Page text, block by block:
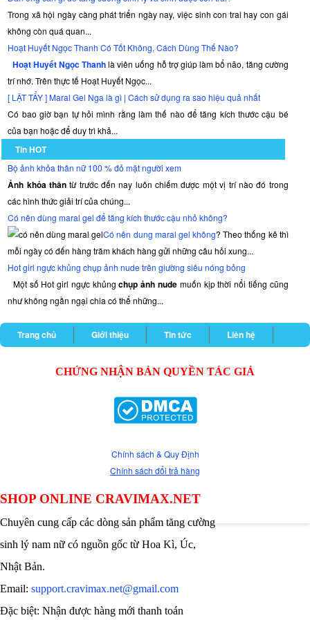
Trong xã hội ngày càng phát triển ngày nay, việc sinh con trai hay con gái
không còn quá quan...
Hoạt Huyết Ngọc Thanh Có Tốt Không, Cách Dùng Thế Nào?
Hoạt Huyết Ngọc Thanhlà viên uống hỗ trợ giúp làm bổ não, tăng cường
trí nhớ. Trên thực tế Hoạt Huyết Ngọc...
[ LẬT TẨY ] Maral Gel Nga là gì | Cách sử dụng ra sao hiệu quả nhất
Có bao giờ bạn tự hỏi mình rằng làm thế nào để tăng kích thước cậu bé
của bạn hoặc để duy trì khả...
Tin HOT
Bộ ảnh khỏa thân nữ 100 % đỏ mặt người xem
Ảnh khỏa thântừ trước đến nay luôn chiếm được một vị trí nào đó trong
các hình thức giải trí của chúng...
Có nên dùng maral gel để tăng kích thước cậu nhỏ không?
Có nên dung maral gel không? Theo thống kê thì
mỗi ngày có đến hàng trăm khách hàng gửi những câu hỏi xung...
Hot girl ngực khủng chụp ảnh nude trên giường siêu nóng bỏng
Một số Hot girl ngực khủngchụp ảnh nude muốn kịp thời nổi tiếng cũng
như không ngần ngại chia có thể những...
Trang chủ Giới thiệu Tin tức Liên hệ
CHỨNG NHẬN BẢN QUYỀN TÁC GIẢ
Chính sách & Quy Định
Chính sách đổi trả hàng
SHOP ONLINE CRAVIMAX.NET
Chuyên cung cấp các dòng sản phẩm tăng cường
sinh lý nam nữ có nguồn gốc từ Hoa Kì, Úc,
Nhật Bản.
Email: support.cravimax.net@gmail.com
Đặc biệt: Nhận được hàng mới thanh toán